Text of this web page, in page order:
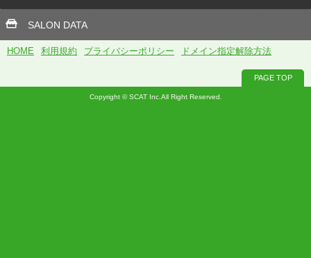
SALON DATA
HOME 利用規約 プライバシーポリシー ドメイン指定解除方法
PAGE TOP
Copyright © SCAT Inc.All Right Reserved.